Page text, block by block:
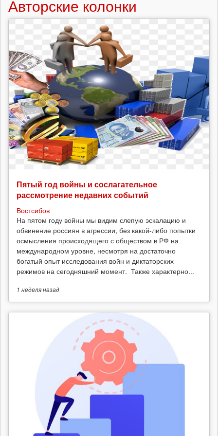
Авторские колонки
Пятый год войны и сослагательное
рассмотрение недавних событий
Востсибов
На пятом году войны мы видим слепую эскалацию и
обвинение россиян в агрессии, без какой-либо попытки
осмысления происходящего с обществом в РФ на
международном уровне, несмотря на достаточно
богатый опыт исследования войн и диктаторских
режимов на сегодняшний момент. Также характерно...
1 неделяназад